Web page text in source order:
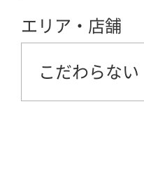
エリア・店舗
こだわらない